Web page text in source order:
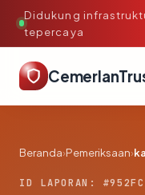
Didukung
tepercaya
Beranda›Pemeriksaan›
ID LAPORAN: